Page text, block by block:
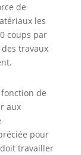
de
les
coups par
travaux
de
aux
pour
travailler